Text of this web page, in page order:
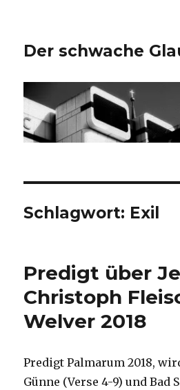
Der schwache
Schlagwort: Exil
Predigt über
Christoph
Welver 2018
Predigt Palmarum 2018,
Günne (Verse 4-9) und Bad